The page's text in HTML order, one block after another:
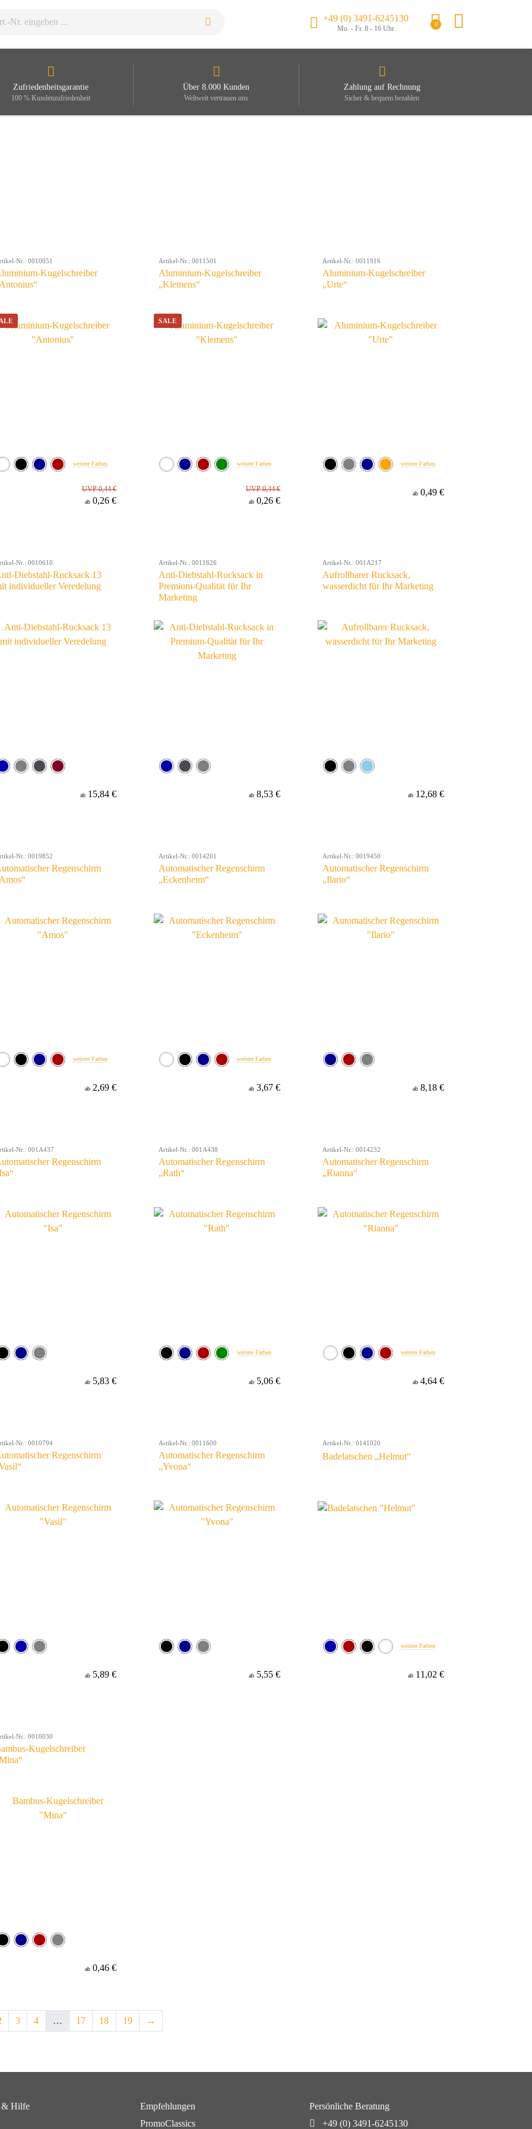
+49 (0) 3491-6245130
Mo. - Fr. 8 - 16 Uhr
0
Zufriedenheitsgarantie
100 % Kundenzufriedenheit
Über 8.000 Kunden
Weltweit vertrauen uns
Zahlung auf Rechnung
Sicher & bequem bezahlen
Nr.: 0010051
Kugelschreiber
weitere Farben
UVP 0,44 €
ab 0,26 €
Artikel-Nr.: 0011501
Aluminium-Kugelschreiber
„Klemens“
weitere Farben
UVP 0,44 €
ab 0,26 €
Artikel-Nr.: 0011916
Aluminium-Kugelschreiber
„Urte“
weitere Farben
ab 0,49 €
Nr.: 0010610
Diebstahl-Rucksack 13
individueller Veredelung
ab 15,84 €
Artikel-Nr.: 0011626
Anti-Diebstahl-Rucksack in
Premium-Qualität für Ihr
Marketing
ab 8,53 €
Artikel-Nr.: 001A217
Aufrollbarer Rucksack,
wasserdicht für Ihr Marketing
ab 12,68 €
Nr.: 0019852
Regenschirm
weitere Farben
ab 2,69 €
Artikel-Nr.: 0014201
Automatischer Regenschirm
„Eckenheim“
weitere Farben
ab 3,67 €
Artikel-Nr.: 0019450
Automatischer Regenschirm
„Ilario“
ab 8,18 €
Nr.: 001A437
Regenschirm
ab 5,83 €
Artikel-Nr.: 001A438
Automatischer Regenschirm
„Rath“
weitere Farben
ab 5,06 €
Artikel-Nr.: 0014232
Automatischer Regenschirm
„Rianna“
weitere Farben
ab 4,64 €
Nr.: 0010794
Regenschirm
ab 5,89 €
Artikel-Nr.: 0011600
Automatischer Regenschirm
„Yvona“
ab 5,55 €
Artikel-Nr.: 0141020
Badelatschen „Helmut“
weitere Farben
ab 11,02 €
Nr.: 0010030
Kugelschreiber
ab 0,46 €
3 4 … 17 18 19 →
& Hilfe
Empfehlungen
PromoClassics
Persönliche Beratung
+49 (0) 3491-6245130